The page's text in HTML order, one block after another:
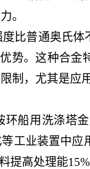
。
普通奥氏体
势。这种合金
制，尤其是应
船用洗涤塔金
工业装置中
提高处理能